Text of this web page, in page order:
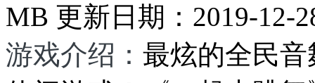
MB 更新日期： 2019-12-
游戏介绍： 最炫的全民